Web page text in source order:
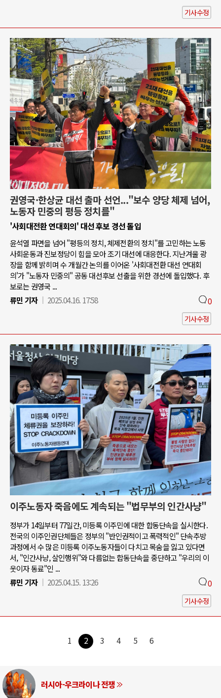
기사수정
권영국·한상균 대선 출마 선언..."보수 양당 체제 넘어,
노동자 민중의 평등 정치를"
'사회대전환 연대회의' 대선 후보 경선 돌입
윤석열 파면을 넘어 "평등의 정치, 체제전환의 정치"를 고민하는 노동
사회운동과 진보정당이 힘을 모아 조기 대선에 대응한다. 지난겨울 광
장을 함께 밝히며 수 개월간 논의를 이어온 '사회대전환 대선 연대회
의'가 "노동자 민중의" 공동 대선후보 선출을 위한 경선에 돌입했다. 후
보로는 권영국 ...
류민 기자
2025.04.16. 17:58 0
기사수정
이주노동자 죽음에도 계속되는 "법무부의 인간사냥"
정부가 14일부터 77일간, 미등록 이주민에 대한 합동단속을 실시한다.
전국의 이주인권단체들은 정부의 "반인권적이고 폭력적인" 단속추방
과정에서 수 많은 미등록 이주노동자들이 다치고 목숨을 잃고 있다면
서, "인간사냥, 살인행위"와 다름없는 합동단속을 중단하고 "우리의 이
웃이자 동료"인 ...
류민 기자
2025.04.15. 13:26 0
기사수정
1 2 3 4 5 6
러시아-우크라이나 전쟁